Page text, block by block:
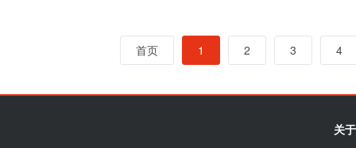
首页 1 2 3 4
关